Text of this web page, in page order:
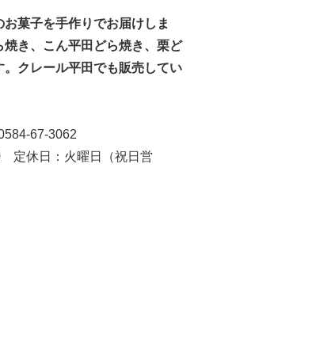
菓子を手作りでお届けしま
き、こん平田どら焼き、栗ど
クレール平田でも販売してい
3062
曜日（祝日営